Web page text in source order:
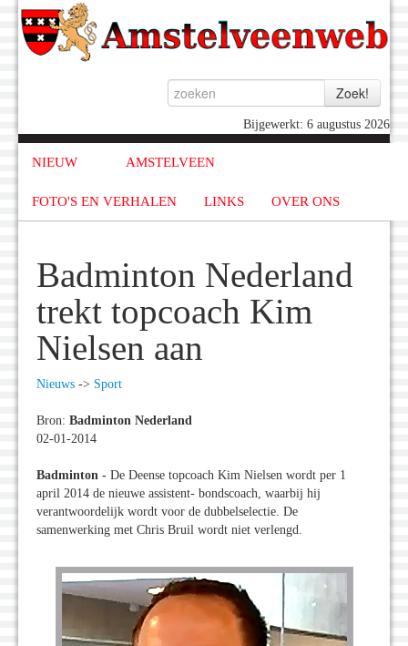
Bijgewerkt: 6 augustus 2026
NIEUW AMSTELVEEN
FOTO'S EN VERHALEN LINKS OVER ONS
Badminton Nederland
trekt topcoach Kim
Nielsen aan
Nieuws -> Sport
Bron: Badminton Nederland
02-01-2014
Badminton - De Deense topcoach Kim Nielsen wordt per 1
april 2014 de nieuwe assistent- bondscoach, waarbij hij
verantwoordelijk wordt voor de dubbelselectie. De
samenwerking met Chris Bruil wordt niet verlengd.